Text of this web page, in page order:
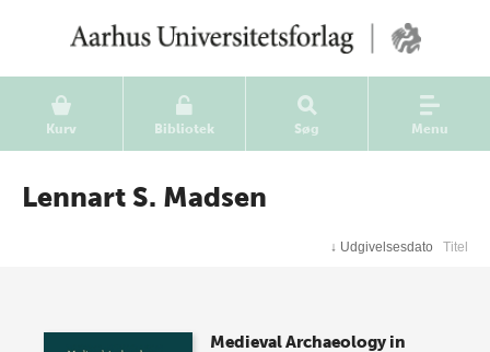
Kurv Bibliotek Søg Menu
Lennart S. Madsen
↓ Udgivelsesdato Titel
Medieval Archaeology in